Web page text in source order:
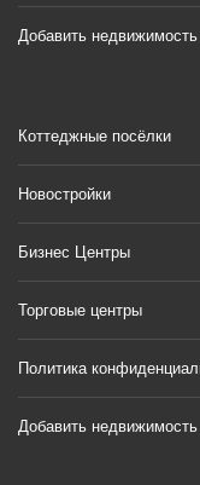
Добавить недвижимость
Коттеджные посёлки
Новостройки
Бизнес Центры
Торговые центры
Политика
Добавить недвижимость